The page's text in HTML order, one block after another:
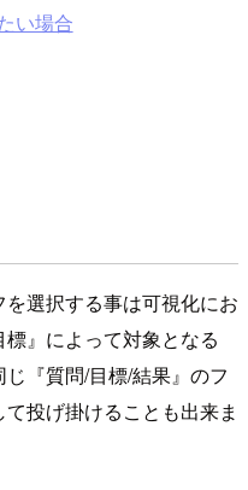
い場合
選択する事は可視化にお
』によって対象となる
じ『質問/目標/結果』のフ
投げ掛けることも出来ま